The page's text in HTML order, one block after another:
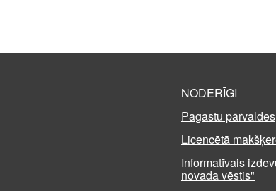
NODERĪGI
Pagastu pārvaldes
Licencētā
Informatīvais
novada vēstis"